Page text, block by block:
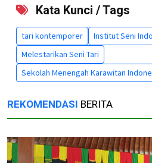
Kata Kunci / Tags
tari kontemporer
Institut Seni
Melestarikan Seni Tari
Sekolah Menengah Karawitan
REKOMENDASI BERITA